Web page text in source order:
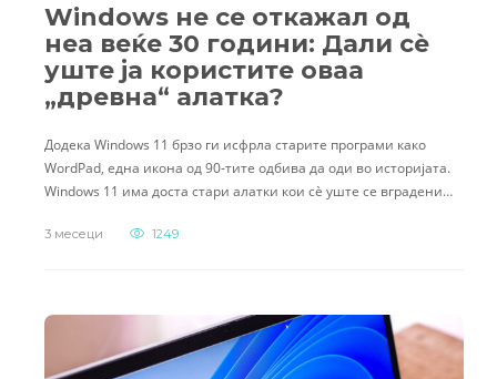
Windows не се откажал од
неа веќе 30 години: Дали сè
уште ја користите оваа
„древна“ алатка?
Додека Windows 11 брзо ги исфрла старите програми како
WordPad, една икона од 90-тите одбива да оди во историјата.
Windows 11 има доста стари алатки кои сè уште се вградени…
3 месеци 1249